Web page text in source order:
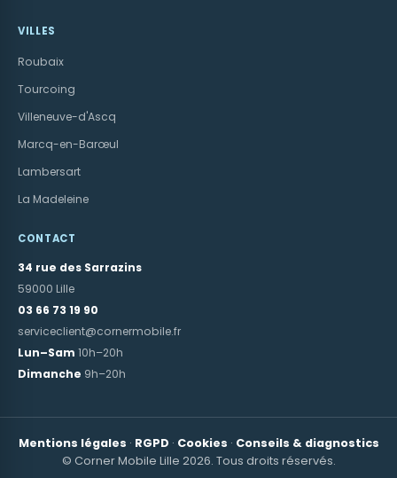
VILLES
Roubaix
Tourcoing
Villeneuve-d'Ascq
Marcq-en-Barœul
Lambersart
La Madeleine
CONTACT
34 rue des Sarrazins
59000 Lille
03 66 73 19 90
serviceclient@cornermobile.fr
Lun–Sam 10h–20h
Dimanche 9h–20h
© Corner Mobile Lille 2026. Tous droits réservés.
Mentions légales · RGPD · Cookies · Conseils & diagnostics